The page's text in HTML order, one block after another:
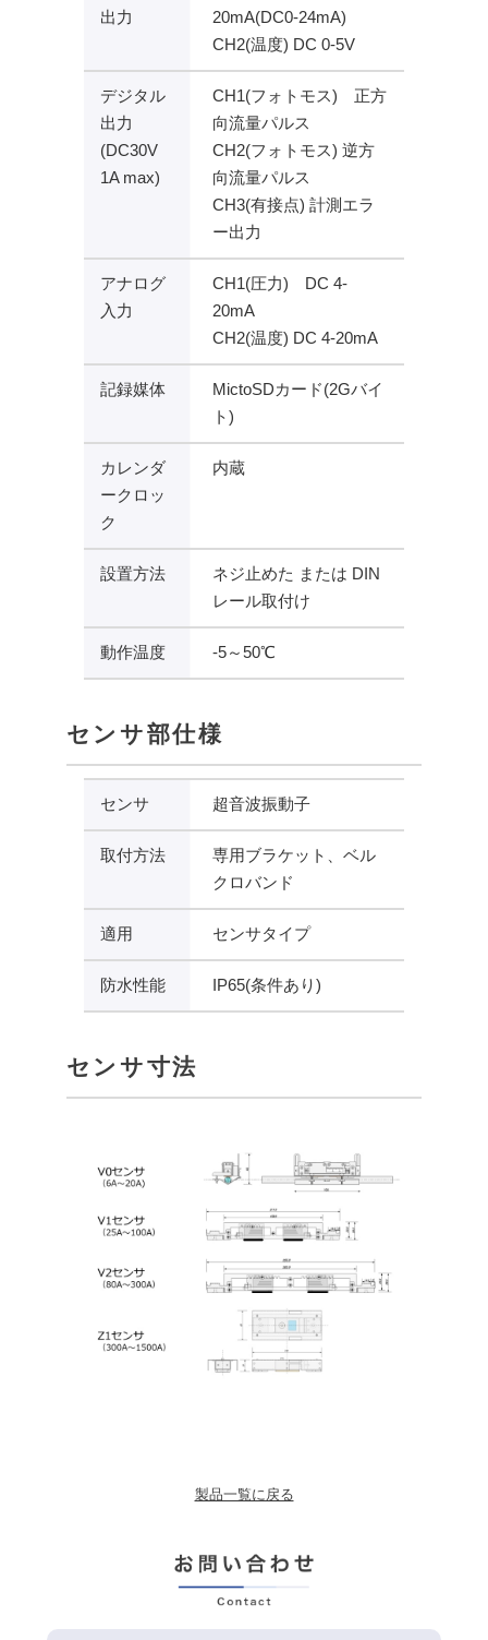
出力
20mA(DC0-24mA)
CH2(温度) DC 0-5V
デジタル
出力
(DC30V
1A max)
CH1(フォトモス) 正方
向流量パルス
CH2(フォトモス) 逆方
向流量パルス
CH3(有接点) 計測エラ
ー出力
アナログ
入力
CH1(圧力) DC 4-
20mA
CH2(温度) DC 4-20mA
記録媒体
MictoSDカード(2Gバイ
ト)
カレンダ
ークロッ
ク
内蔵
設置方法
ネジ止めた または DIN
レール取付け
動作温度 -5～50℃
センサ部仕様
センサ 超音波振動子
取付方法
専用ブラケット、ベル
クロバンド
適用 センサタイプ
防水性能 IP65(条件あり)
センサ寸法
製品一覧に戻る